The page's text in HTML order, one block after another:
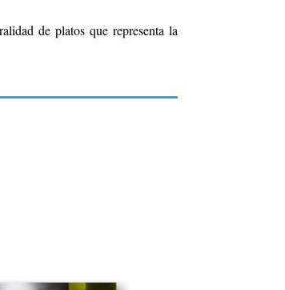
de platos que representa la